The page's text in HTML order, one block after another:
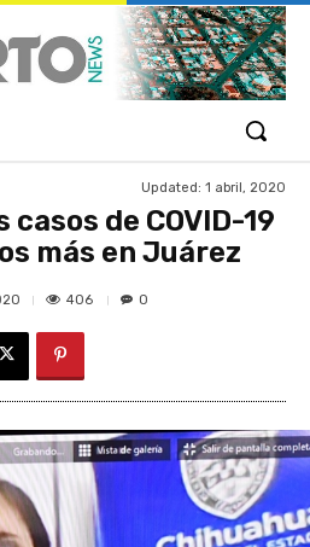
Updated: 1 abril, 2020
casos de COVID-19
más en Juárez
406 0